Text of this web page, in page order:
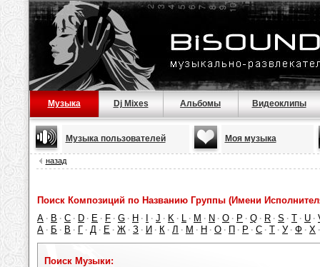
Музыка Dj Mixes Альбомы Видеоклипы
Музыка пользователей Моя музыка
назад
Поиск Композиций по Названию Группы (Имени
A · B · C · D · E · F · G · H · · J · K · L · M · N · O · P · Q · R · S · T · U ·
А · Б · В · Г · Д · Е · Ж · З · И · К · Л · М · Н · О · П · Р · С · Т · У · Ф · Х
Поиск Музыки: